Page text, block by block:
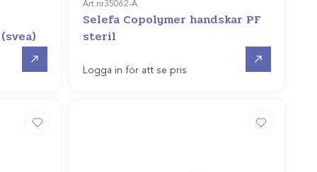
Art.nr35062-A
Selefa Copolymer handskar PF
steril
Logga in för att se pris